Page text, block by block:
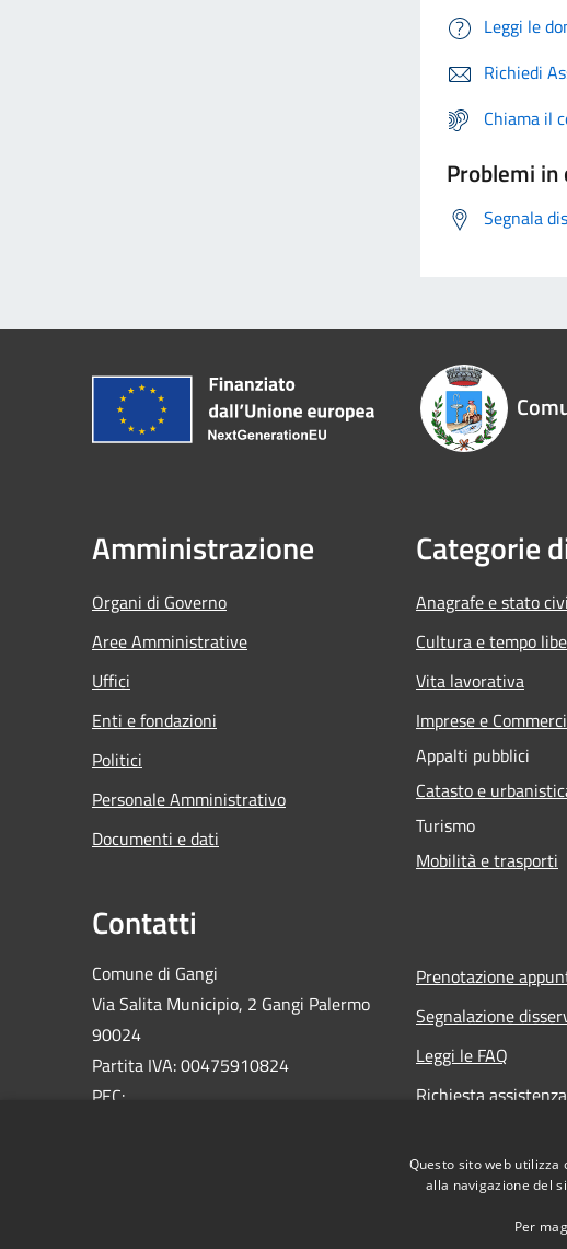
Leggi le
Richiedi
Chiama il
Problemi
Segnala
Amministrazione
Organi di Governo
Aree Amministrative
Uffici
Enti e fondazioni
Politici
Personale Amministrativo
Documenti e dati
Categorie
Anagrafe e stato
Cultura e tempo
Vita lavorativa
Imprese e
Appalti pubblici
Catasto e
Turismo
Mobilità e trasporti
Contatti
Comune di Gangi
Via Salita Municipio, 2 Gangi Palermo
90024
Partita IVA: 00475910824
PEC:
Prenotazione
Segnalazione
Leggi le FAQ
Richiesta assistenza
Questo sito web
alla navigazione del
Per